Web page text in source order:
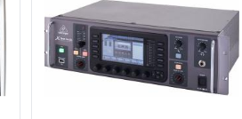
basado en métodos
Mendoza...).